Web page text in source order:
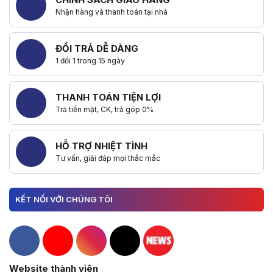
Nhận hàng và thanh toán tại nhà
ĐỔI TRẢ DỄ DÀNG
1 đổi 1 trong 15 ngày
THANH TOÁN TIỆN LỢI
Trả tiền mặt, CK, trả góp 0%
HỖ TRỢ NHIỆT TÌNH
Tư vấn, giải đáp mọi thắc mắc
KẾT NỐI VỚI CHÚNG TÔI
Hacom Facebook
Hacom YouTube
Hacom Instagram
Hacom TikTok
Website thành viên